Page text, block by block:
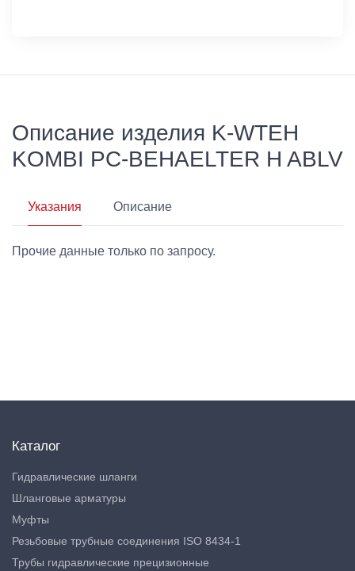
Описание изделия K-WTEH
KOMBI PC-BEHAELTER H ABLV
Указания Описание
Прочие данные только по запросу.
Каталог
Гидравлические шланги
Шланговые арматуры
Муфты
Резьбовые трубные соединения ISO 8434-1
Трубы гидравлические прецизионные